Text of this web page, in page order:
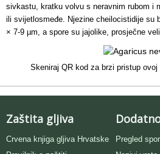
sivkastu, kratku volvu s neravnim rubom i
ili svijetlosmeđe. Njezine cheilocistidije su
× 7-9 µm, a spore su jajolike, prosječne
Skeniraj QR kod za brzi pristup ovoj
Zaštita gljiva
Crvena knjiga gljiva Hrvatske
Pregled